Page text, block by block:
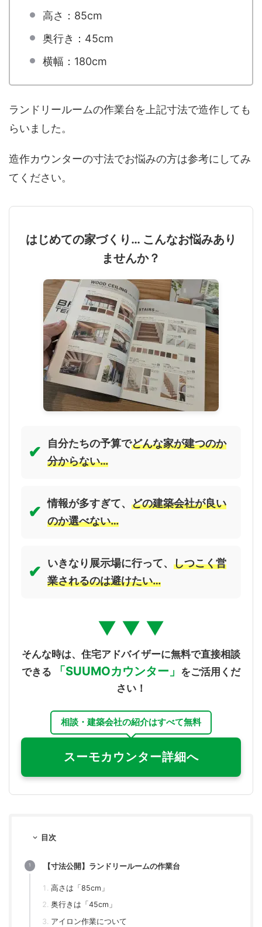
高さ：85cm
奥行き：45cm
横幅：180cm
ランドリールームの作業台を上記寸法で造作しても
らいました。
造作カウンターの寸法でお悩みの方は参考にしてみ
てください。
はじめての家づくり… こんなお悩みあり
ませんか？
✔ 自分たちの予算でどんな家が建つのか
分からない…
✔ 情報が多すぎて、 どの建築会社が良い
のか選べない…
✔ いきなり展示場に行って、 しつこく営
業されるのは避けたい…
▼ ▼ ▼
そんな時は、住宅アドバイザーに無料で直接相談
できる
「SUUMOカウンター」 をご活用くだ
さい！
相談・建築会社の紹介はすべて無料
スーモカウンター詳細へ
目次
【寸法公開】ランドリールームの作業台
高さは「85cm」
奥行きは「45cm」
アイロン作業について